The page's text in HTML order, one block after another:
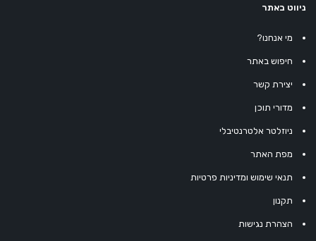
ניווט באתר
מי אנחנו?
חיפוש באתר
יצירת קשר
מדורי תוכן
ניוזלטר אלטרנטיבלי
מפת האתר
תנאי שימוש ומדיניות פרטיות
תקנון
הצהרת נגישות